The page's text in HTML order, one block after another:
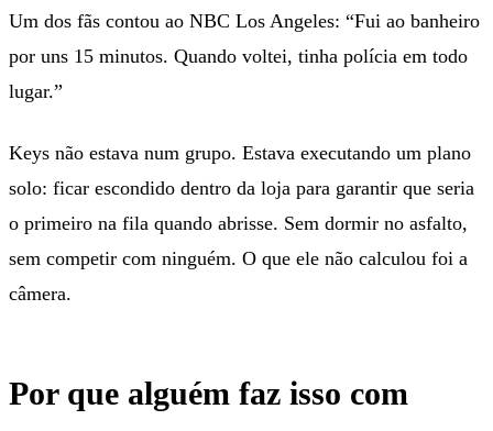
Um dos fãs contou ao NBC Los Angeles: “Fui ao banheiro
por uns 15 minutos. Quando voltei, tinha polícia em todo
lugar.”
Keys não estava num grupo. Estava executando um plano
solo: ficar escondido dentro da loja para garantir que seria
o primeiro na fila quando abrisse. Sem dormir no asfalto,
sem competir com ninguém. O que ele não calculou foi a
câmera.
Por que alguém faz isso com